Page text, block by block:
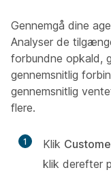
Gennemgå dine
Analyser de
forbundne opkald,
gennemsnitlig
gennemsnitlig
flere.
1 Klik
klik derefter